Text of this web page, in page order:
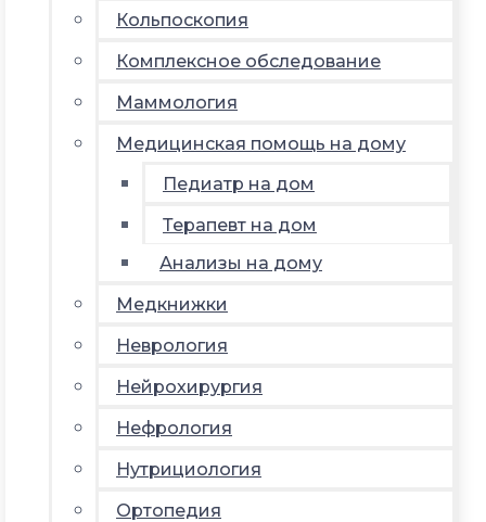
Кольпоскопия
Комплексное обследование
Маммология
Медицинская помощь на дому
Педиатр на дом
Терапевт на дом
Анализы на дому
Медкнижки
Неврология
Нейрохирургия
Нефрология
Нутрициология
Ортопедия